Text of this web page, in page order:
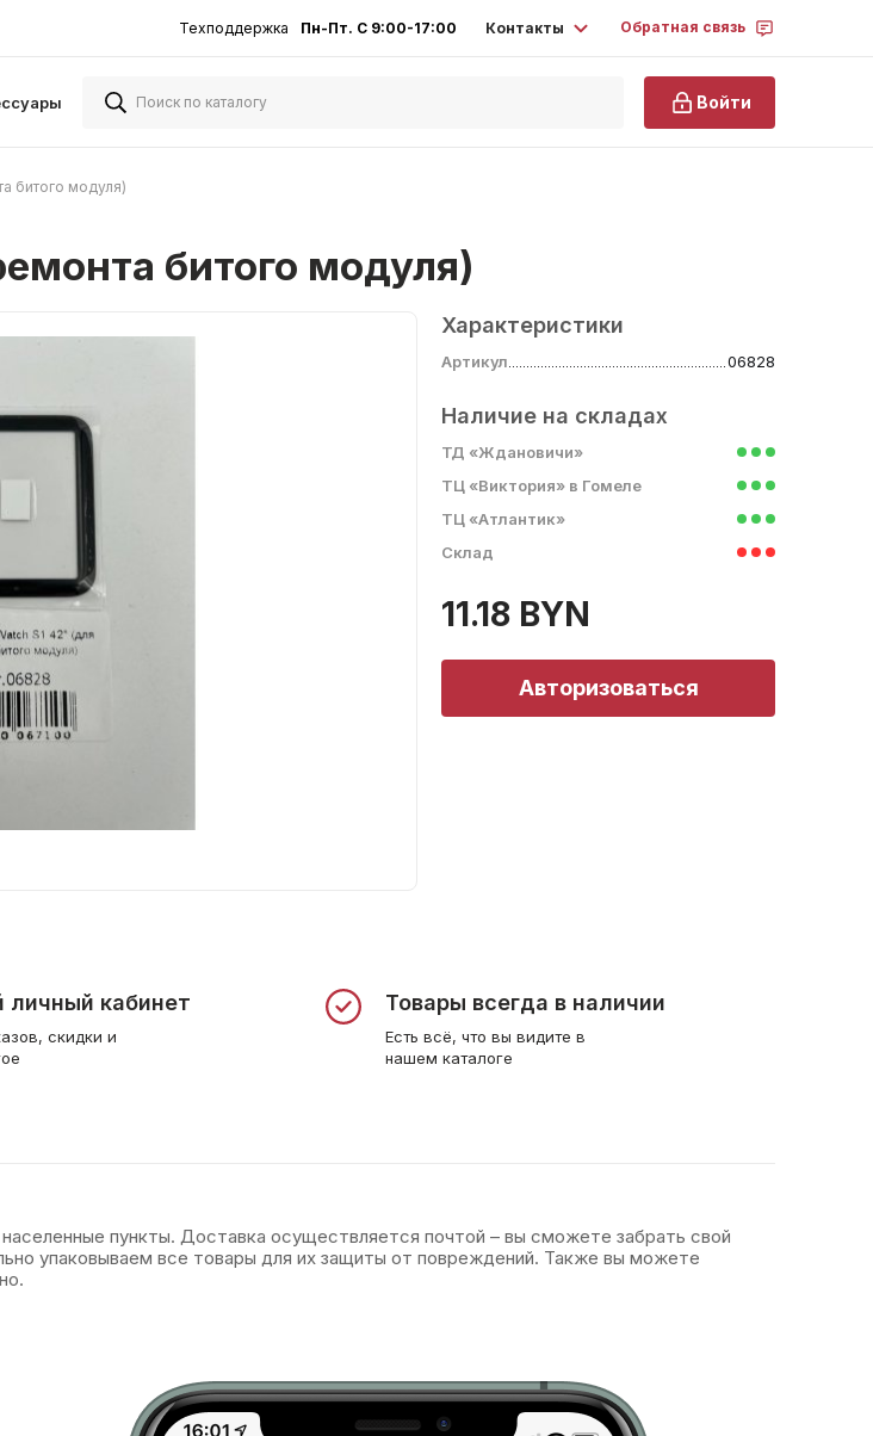
Техподдержка Пн-Пт. С 9:00-17:00 Контакты Обратная связь
Войти
битого модуля)
битого модуля)
Характеристики
Артикул 06828
Наличие на складах
ТД «Ждановичи»
ТЦ «Виктория» в Гомеле
ТЦ «Атлантик»
Склад
11.18 BYN
Авторизоваться
личный кабинет
скидки и
Товары всегда в наличии
Есть всё, что вы видите в
нашем каталоге
пункты. Доставка осуществляется почтой – вы сможете забрать свой
упаковываем все товары для их защиты от повреждений. Также вы можете